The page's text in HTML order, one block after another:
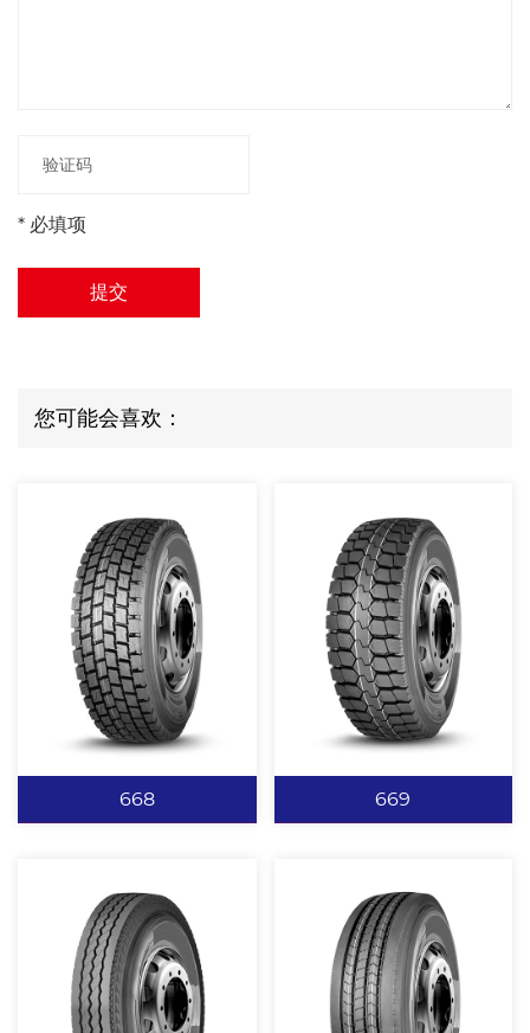
* 必填项
提交
您可能会喜欢：
668
668
经典麻将块设计，提供强
劲驱动的同时提高排水能
669
669
横向宽沟设计具有出色的
牵引性能。 增加纵向沟